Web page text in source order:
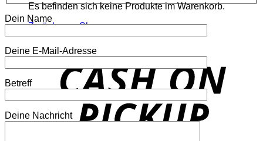
Es befinden sich keine Produkte im Warenkorb.
Zurück zum Shop
Dein Name
Deine E-Mail-Adresse
Betreff
Deine Nachricht